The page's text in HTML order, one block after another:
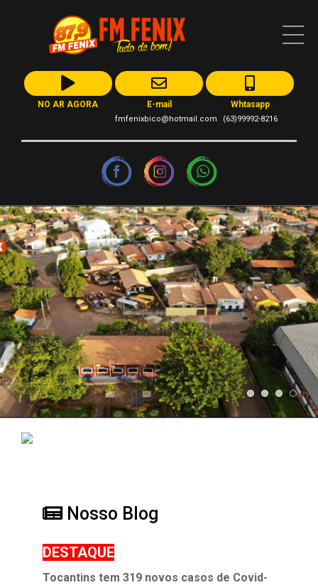
NO AR AGORA E-mail
fmfenixbico@hotmail.com
Whtasapp
(63)99992-8216
Nosso Blog
DESTAQUE
Tocantins tem 319 novos casos de Covid-